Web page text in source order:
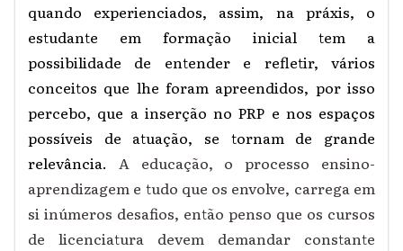
quando experienciados, assim, na práxis, o
estudante em formação inicial tem a
possibilidade de entender e refletir, vários
conceitos que lhe foram apreendidos, por isso
percebo, que a inserção no PRP e nos espaços
possíveis de atuação, se tornam de grande
relevância. A educação, o processo ensino-
aprendizagem e tudo que os envolve, carrega em
si inúmeros desafios, então penso que os cursos
de licenciatura devem demandar constante